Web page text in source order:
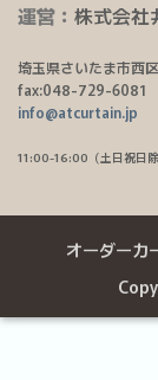
運営： 株式会社
埼玉県さいたま市西
fax:048-729-6081
info@atcurtain.jp
11:00-16:00（土日祝日除
オーダーカ